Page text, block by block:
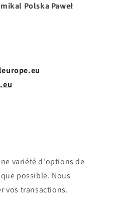
Polska Paweł
variété d'options de
possible. Nous
vos transactions.